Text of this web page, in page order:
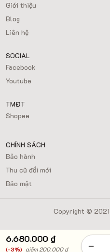
6.680.000 ₫
(-3%) giảm 200.000 ₫
Giới thiệu
Blog
Liên hệ
SOCIAL
Facebook
Youtube
TMĐT
Shopee
CHÍNH SÁCH
Bảo hành
Thu cũ đổi mới
Bảo mật
Copyright © 2021